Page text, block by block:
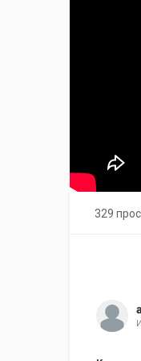
329